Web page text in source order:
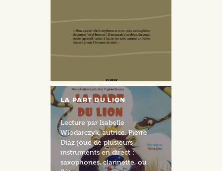
LA PART DU LION
Lecture par Isabelle
Wlodarczyk, autrice. Pierre
Diaz joue de plusieurs
instruments en direct :
saxophones, clarinette, ou